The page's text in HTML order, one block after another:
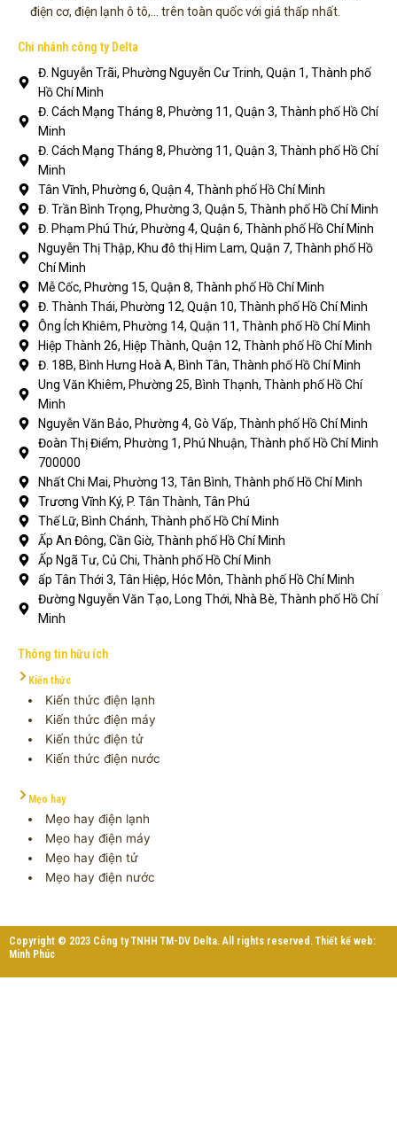
điện cơ, điện lạnh ô tô,... trên toàn quốc với giá thấp nhất.
Chi nhánh công ty Delta
Đ. Nguyễn Trãi, Phường Nguyễn Cư Trinh, Quận 1, Thành phố
Hồ Chí Minh
Đ. Cách Mạng Tháng 8, Phường 11, Quận 3, Thành phố Hồ Chí
Minh
Đ. Cách Mạng Tháng 8, Phường 11, Quận 3, Thành phố Hồ Chí
Minh
Tân Vĩnh, Phường 6, Quận 4, Thành phố Hồ Chí Minh
Đ. Trần Bình Trọng, Phường 3, Quận 5, Thành phố Hồ Chí Minh
Đ. Phạm Phú Thứ, Phường 4, Quận 6, Thành phố Hồ Chí Minh
Nguyễn Thị Thập, Khu đô thị Him Lam, Quận 7, Thành phố Hồ
Chí Minh
Mễ Cốc, Phường 15, Quận 8, Thành phố Hồ Chí Minh
Đ. Thành Thái, Phường 12, Quận 10, Thành phố Hồ Chí Minh
Ông Ích Khiêm, Phường 14, Quận 11, Thành phố Hồ Chí Minh
Hiệp Thành 26, Hiệp Thành, Quận 12, Thành phố Hồ Chí Minh
Đ. 18B, Bình Hưng Hoà A, Bình Tân, Thành phố Hồ Chí Minh
Ung Văn Khiêm, Phường 25, Bình Thạnh, Thành phố Hồ Chí
Minh
Nguyễn Văn Bảo, Phường 4, Gò Vấp, Thành phố Hồ Chí Minh
Đoàn Thị Điểm, Phường 1, Phú Nhuận, Thành phố Hồ Chí Minh
700000
Nhất Chi Mai, Phường 13, Tân Bình, Thành phố Hồ Chí Minh
Trương Vĩnh Ký, P. Tân Thành, Tân Phú
Thế Lữ, Bình Chánh, Thành phố Hồ Chí Minh
Ấp An Đông, Cần Giờ, Thành phố Hồ Chí Minh
Ấp Ngã Tư, Củ Chi, Thành phố Hồ Chí Minh
ấp Tân Thới 3, Tân Hiệp, Hóc Môn, Thành phố Hồ Chí Minh
Đường Nguyễn Văn Tạo, Long Thới, Nhà Bè, Thành phố Hồ Chí
Minh
Thông tin hữu ích
Kiến thức
Kiến thức điện lạnh
Kiến thức điện máy
Kiến thức điện tử
Kiến thức điện nước
Mẹo hay
Mẹo hay điện lạnh
Mẹo hay điện máy
Mẹo hay điện tử
Mẹo hay điện nước
Copyright © 2023 Công ty TNHH TM-DV Delta. All rights reserved. Thiết kế web:
Minh Phúc